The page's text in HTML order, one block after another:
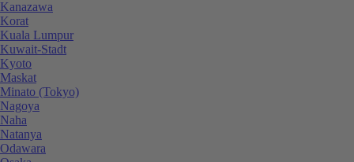
Kanazawa
Korat
Kuala Lumpur
Kuwait-Stadt
Kyoto
Maskat
Minato (Tokyo)
Nagoya
Naha
Natanya
Odawara